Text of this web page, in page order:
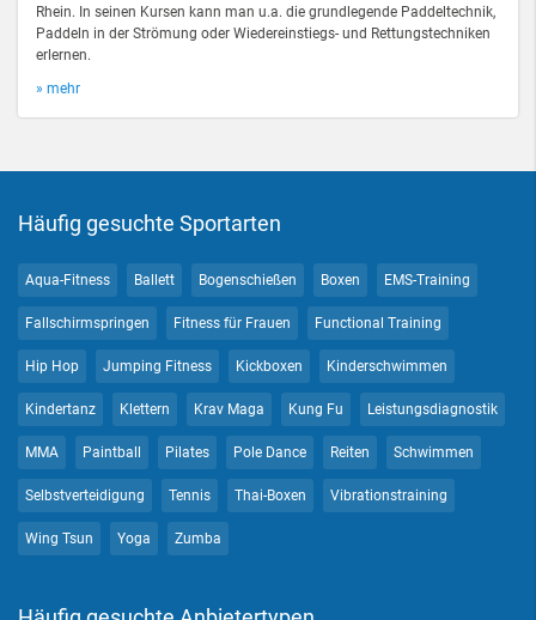
Rhein. In seinen Kursen kann man u.a. die grundlegende Paddeltechnik,
Paddeln in der Strömung oder Wiedereinstiegs- und Rettungstechniken
erlernen.
» mehr
Häufig gesuchte Sportarten
Aqua-Fitness Ballett Bogenschießen Boxen EMS-Training
Fallschirmspringen Fitness für Frauen Functional Training
Hip Hop Jumping Fitness Kickboxen Kinderschwimmen
Kindertanz Klettern Krav Maga Kung Fu Leistungsdiagnostik
MMA Paintball Pilates Pole Dance Reiten Schwimmen
Selbstverteidigung Tennis Thai-Boxen Vibrationstraining
Wing Tsun Yoga Zumba